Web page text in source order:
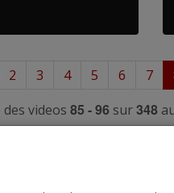
2 3 4 5 6 7
videos 85 - 96 sur348